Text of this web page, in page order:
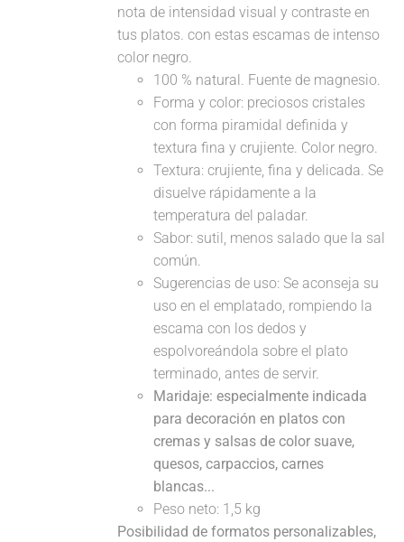
nota de intensidad visual y contraste en
tus platos. con estas escamas de intenso
color negro.
100 % natural. Fuente de magnesio.
Forma y color: preciosos cristales
con forma piramidal definida y
textura fina y crujiente. Color negro.
Textura: crujiente, fina y delicada. Se
disuelve rápidamente a la
temperatura del paladar.
Sabor: sutil, menos salado que la sal
común.
Sugerencias de uso: Se aconseja su
uso en el emplatado, rompiendo la
escama con los dedos y
espolvoreándola sobre el plato
terminado, antes de servir.
Maridaje: especialmente indicada
para decoración en platos con
cremas y salsas de color suave,
quesos, carpaccios, carnes
blancas...
Peso neto: 1,5 kg
Posibilidad de formatos personalizables,